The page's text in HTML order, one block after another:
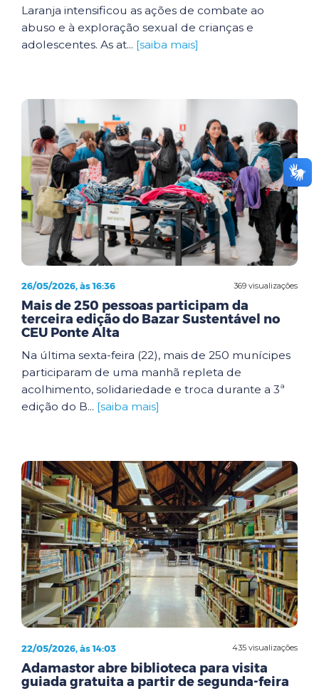
Laranja intensificou as ações de combate ao
abuso e à exploração sexual de crianças e
adolescentes. As at... [saiba mais]
369 visualizações
26/05/2026, às 16:36
Mais de 250 pessoas participam da
terceira edição do Bazar Sustentável no
CEU Ponte Alta
Na última sexta-feira (22), mais de 250 munícipes
participaram de uma manhã repleta de
acolhimento, solidariedade e troca durante a 3ª
edição do B... [saiba mais]
435 visualizações
22/05/2026, às 14:03
Adamastor abre biblioteca para visita
guiada gratuita a partir de segunda-feira